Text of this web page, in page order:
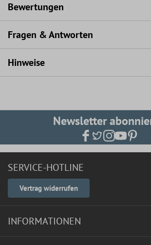
Bewertungen
Fragen & Antworten
Hinweise
Newsletter
SERVICE-HOTLINE
Vertrag widerrufen
INFORMATIONEN